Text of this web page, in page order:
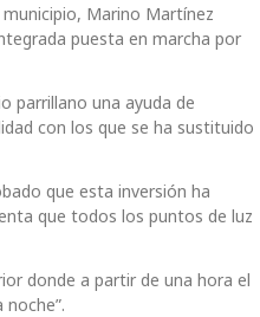
Marino Martínez
puesta en marcha por
parrillano una ayuda de
con los que se ha sustituido
que esta inversión ha
que todos los puntos de luz
donde a partir de una hora el